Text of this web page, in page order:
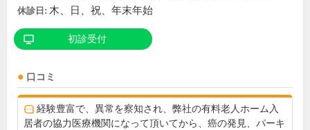
休診日: 木、日、祝、年末年始
初診受付
口コミ
経験豊富で、異常を察知され、弊社の有料老人ホーム入
居者の協力医療機関になって頂いてから、癌の発見、パーキ